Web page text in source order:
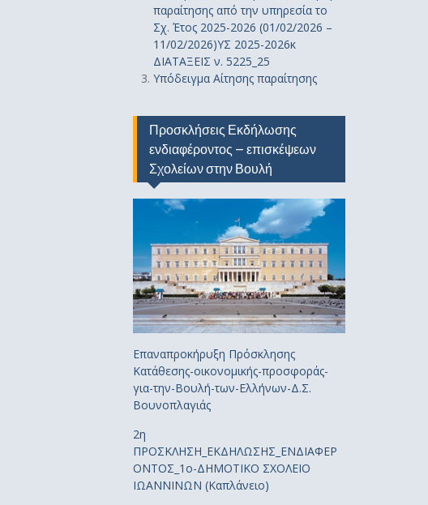
παραίτησης από την υπηρεσία το
Σχ. Έτος 2025-2026 (01/02/2026 –
11/02/2026)ΥΣ 2025-2026κ
ΔΙΑΤΑΞΕΙΣ ν. 5225_25
Υπόδειγμα Αίτησης παραίτησης
Προσκλήσεις Εκδήλωσης
ενδιαφέροντος – επισκέψεων
Σχολείων στην Βουλή
Επαναπροκήρυξη Πρόσκλησης
Κατάθεσης-οικονομικής-προσφοράς-
για-την-Βουλή-των-Ελλήνων-Δ.Σ.
Βουνοπλαγιάς
2η
ΠΡΟΣΚΛΗΣΗ_ΕΚΔΗΛΩΣΗΣ_ΕΝΔΙΑΦΕΡ
ΟΝΤΟΣ_1ο-ΔΗΜΟΤΙΚΟ ΣΧΟΛΕΙΟ
ΙΩΑΝΝΙΝΩΝ (Καπλάνειο)